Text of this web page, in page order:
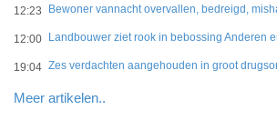
12:23
12:00
19:04 Zes verdachten aangehouden in groot
Meer artikelen..